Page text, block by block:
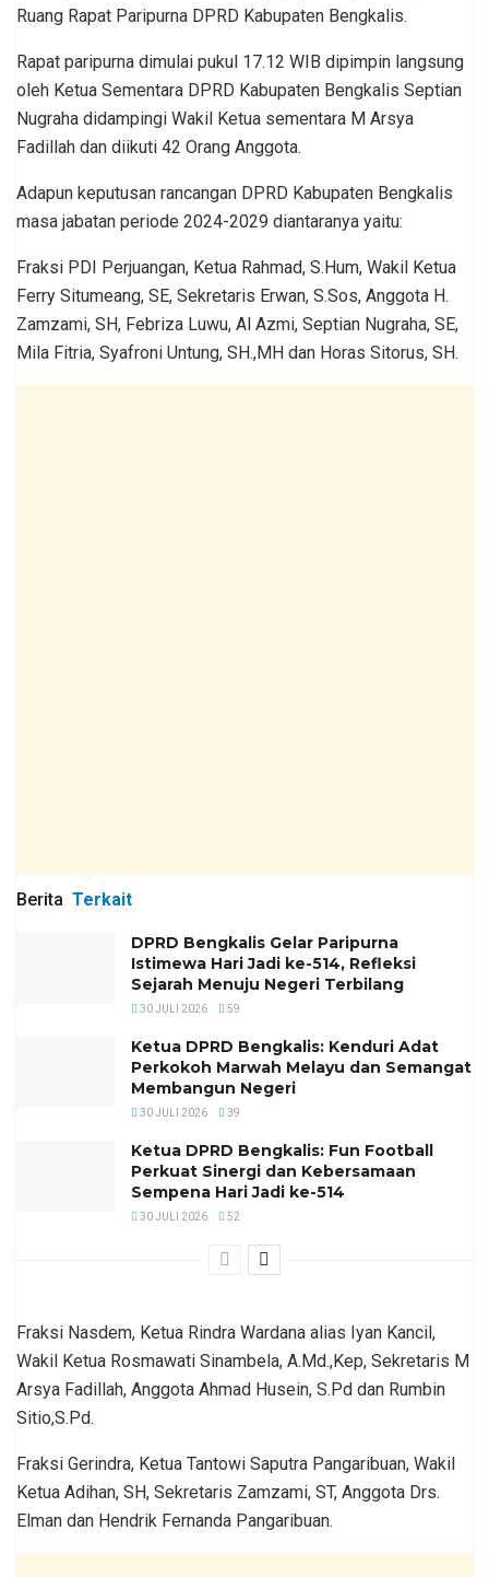
Ruang Rapat Paripurna DPRD Kabupaten Bengkalis.
Rapat paripurna dimulai pukul 17.12 WIB dipimpin langsung
oleh Ketua Sementara DPRD Kabupaten Bengkalis Septian
Nugraha didampingi Wakil Ketua sementara M Arsya
Fadillah dan diikuti 42 Orang Anggota.
Adapun keputusan rancangan DPRD Kabupaten Bengkalis
masa jabatan periode 2024-2029 diantaranya yaitu:
Fraksi PDI Perjuangan, Ketua Rahmad, S.Hum, Wakil Ketua
Ferry Situmeang, SE, Sekretaris Erwan, S.Sos, Anggota H.
Zamzami, SH, Febriza Luwu, Al Azmi, Septian Nugraha, SE,
Mila Fitria, Syafroni Untung, SH.,MH dan Horas Sitorus, SH.
Berita Terkait
DPRD Bengkalis Gelar Paripurna
Istimewa Hari Jadi ke-514, Refleksi
Sejarah Menuju Negeri Terbilang
30 JULI 2026 59
Ketua DPRD Bengkalis: Kenduri Adat
Perkokoh Marwah Melayu dan Semangat
Membangun Negeri
30 JULI 2026 39
Ketua DPRD Bengkalis: Fun Football
Perkuat Sinergi dan Kebersamaan
Sempena Hari Jadi ke-514
30 JULI 2026 52
Fraksi Nasdem, Ketua Rindra Wardana alias Iyan Kancil,
Wakil Ketua Rosmawati Sinambela, A.Md.,Kep, Sekretaris M
Arsya Fadillah, Anggota Ahmad Husein, S.Pd dan Rumbin
Sitio,S.Pd.
Fraksi Gerindra, Ketua Tantowi Saputra Pangaribuan, Wakil
Ketua Adihan, SH, Sekretaris Zamzami, ST, Anggota Drs.
Elman dan Hendrik Fernanda Pangaribuan.